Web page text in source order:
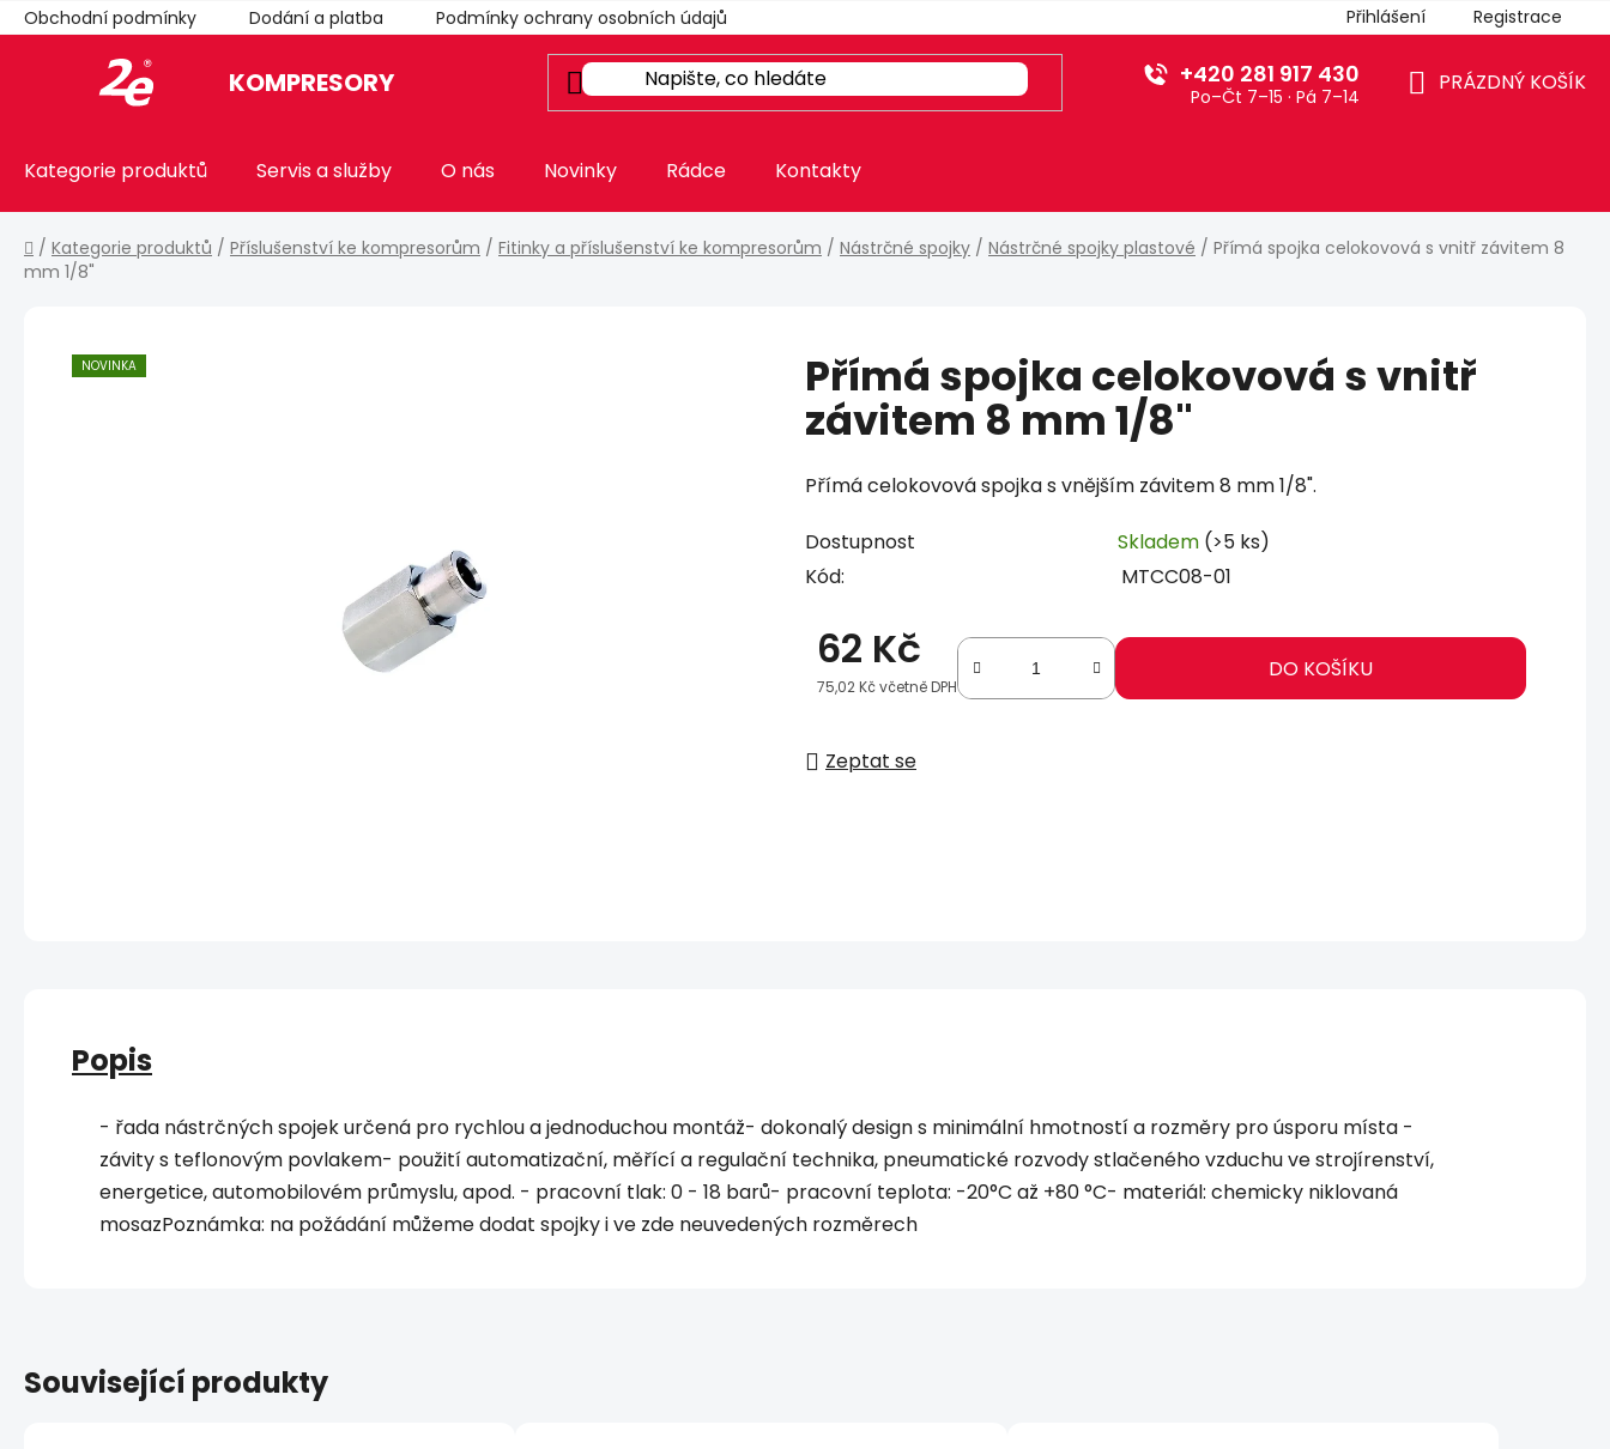
Přejít
na
Obchodní podmínky Dodání a platba Podmínky ochrany osobních údajů Přihlášení Registrace
KOMPRESORY
PRÁZDNÝ KOŠÍK
+420 281 917 430
Po–Čt 7–15 · Pá 7–14
Kategorie produktů Servis a služby O nás Novinky Rádce Kontakty
Domů
/ Kategorie produktů / Příslušenství ke kompresorům / Fitinky a příslušenství ke kompresorům / Nástrčné spojky / Nástrčné spojky plastové / Přímá spojka celokovová s vnitř závitem 8
mm 1/8"
Přímá spojka celokovová s vnitř
závitem 8 mm 1/8"
Přímá celokovová spojka s vnějším závitem 8 mm 1/8".
Dostupnost Skladem (>5 ks)
Kód:
MTCC08-01
62 Kč
75,02 Kč včetně DPH
DO KOŠÍKU
Zeptat se
NOVINKA
Popis
- řada nástrčných spojek určená pro rychlou a jednoduchou montáž- dokonalý design s minimální hmotností a rozměry pro úsporu místa -
závity s teflonovým povlakem- použití automatizační, měřící a regulační technika, pneumatické rozvody stlačeného vzduchu ve strojírenství,
energetice, automobilovém průmyslu, apod. - pracovní tlak: 0 - 18 barů- pracovní teplota: -20°C až +80 °C- materiál: chemicky niklovaná
mosazPoznámka: na požádání můžeme dodat spojky i ve zde neuvedených rozměrech
Související produkty